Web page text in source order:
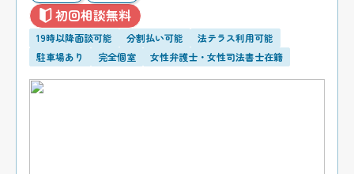
初回相談無料
19時以降面談可能 分割払い可能
法テラス利用可能
駐車場あり
完全個室 女性弁護士・女性司法書士在籍